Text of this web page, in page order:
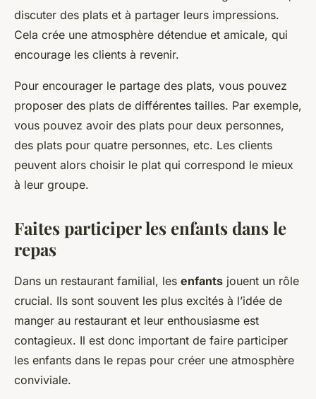
discuter des plats et à partager leurs impressions.
Cela crée une atmosphère détendue et amicale, qui
encourage les clients à revenir.
Pour encourager le partage des plats, vous pouvez
proposer des plats de différentes tailles. Par exemple,
vous pouvez avoir des plats pour deux personnes,
des plats pour quatre personnes, etc. Les clients
peuvent alors choisir le plat qui correspond le mieux
à leur groupe.
Faites participer les enfants dans le
repas
Dans un restaurant familial, les enfants jouent un rôle
crucial. Ils sont souvent les plus excités à l’idée de
manger au restaurant et leur enthousiasme est
contagieux. Il est donc important de faire participer
les enfants dans le repas pour créer une atmosphère
conviviale.